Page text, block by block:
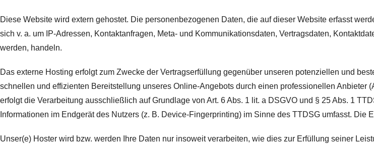
Diese Website wird extern gehostet. Die personenbezogenen Daten, die auf dieser Website erfasst
sich v. a. um IP-Adressen, Kontaktanfragen, Meta- und Kommunikationsdaten, Vertragsdaten,
werden, handeln.
Das externe Hosting erfolgt zum Zwecke der Vertragserfüllung gegenüber unseren potenziellen und
schnellen und effizienten Bereitstellung unseres Online-Angebots durch einen professionellen Anbieter
erfolgt die Verarbeitung ausschließlich auf Grundlage von Art. 6 Abs. 1 lit. a DSGVO und § 25 Abs. 1
Informationen im Endgerät des Nutzers (z. B. Device-Fingerprinting) im Sinne des TTDSG umfasst. Die
Unser(e) Hoster wird bzw. werden Ihre Daten nur insoweit verarbeiten, wie dies zur Erfüllung seiner